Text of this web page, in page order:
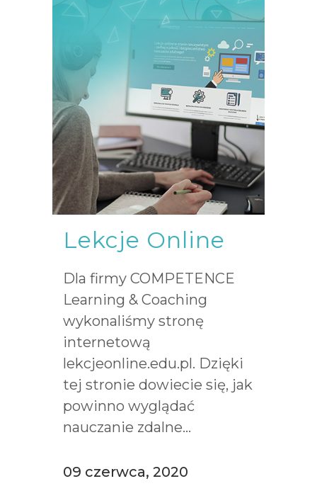
Lekcje Online
Dla firmy COMPETENCE
Learning & Coaching
wykonaliśmy stronę
internetową
lekcjeonline.edu.pl. Dzięki
tej stronie dowiecie się, jak
powinno wyglądać
nauczanie zdalne...
09 czerwca, 2020